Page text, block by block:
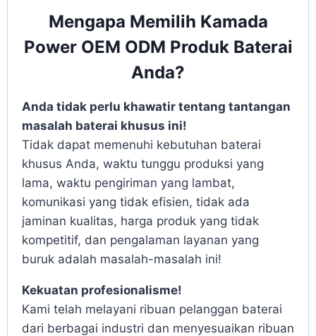
Mengapa Memilih Kamada
Power OEM ODM Produk Baterai
Anda?
Anda tidak perlu khawatir tentang tantangan
masalah baterai khusus ini!
Tidak dapat memenuhi kebutuhan baterai
khusus Anda, waktu tunggu produksi yang
lama, waktu pengiriman yang lambat,
komunikasi yang tidak efisien, tidak ada
jaminan kualitas, harga produk yang tidak
kompetitif, dan pengalaman layanan yang
buruk adalah masalah-masalah ini!
Kekuatan profesionalisme!
Kami telah melayani ribuan pelanggan baterai
dari berbagai industri dan menyesuaikan ribuan